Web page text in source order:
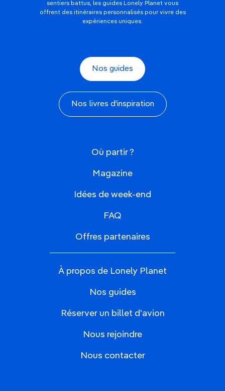
sentiers battus, les guides Lonely Planet vous
offrent des itinéraires personnalisés pour vivre des
expériences uniques.
Nos guides
Nos livres d'inspiration
Où partir ?
Magazine
Idées de week-end
FAQ
Offres partenaires
À propos de Lonely Planet
Nos guides
Réserver un billet d'avion
Nous rejoindre
Nous contacter